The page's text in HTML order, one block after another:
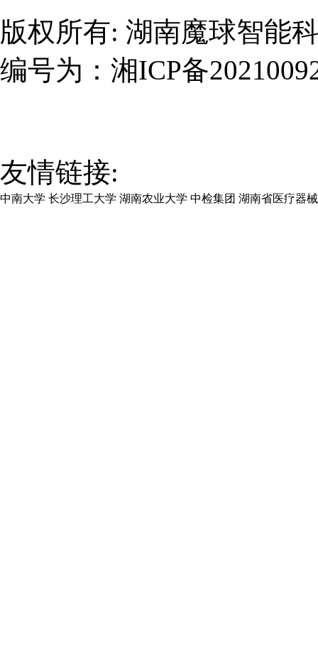
版权所有: 湖南魔球智能
编号为： 湘ICP备
友情链接:
中南大学 长沙理工大学 湖南农业大学 中检集团 湖南省医疗器